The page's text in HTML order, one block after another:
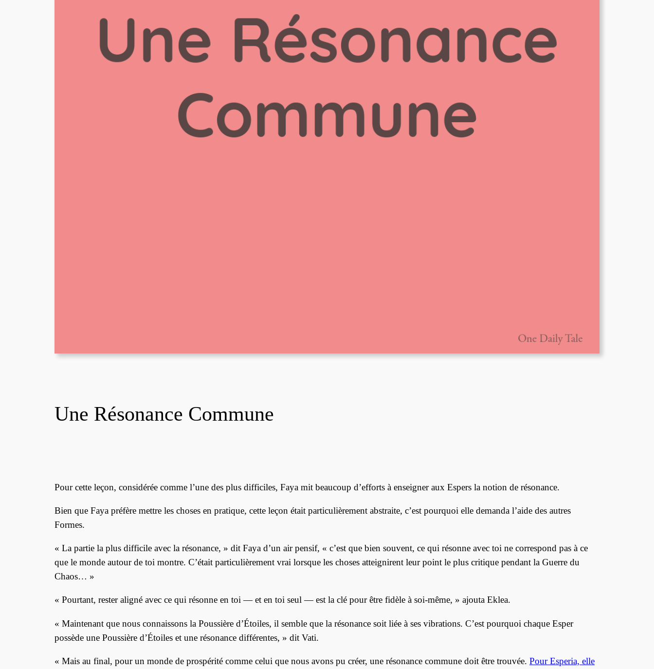
Une Résonance Commune
Pour cette leçon, considérée comme l’une des plus difficiles, Faya mit beaucoup d’efforts à enseigner aux Espers la notion de résonance.
Bien que Faya préfère mettre les choses en pratique, cette leçon était particulièrement abstraite, c’est pourquoi elle demanda l’aide des autres
Formes.
« La partie la plus difficile avec la résonance, » dit Faya d’un air pensif, « c’est que bien souvent, ce qui résonne avec toi ne correspond pas à ce
que le monde autour de toi montre. C’était particulièrement vrai lorsque les choses atteignirent leur point le plus critique pendant la Guerre du
Chaos… »
« Pourtant, rester aligné avec ce qui résonne en toi — et en toi seul — est la clé pour être fidèle à soi-même, » ajouta Eklea.
« Maintenant que nous connaissons la Poussière d’Étoiles, il semble que la résonance soit liée à ses vibrations. C’est pourquoi chaque Esper
possède une Poussière d’Étoiles et une résonance différentes, » dit Vati.
« Mais au final, pour un monde de prospérité comme celui que nous avons pu créer, une résonance commune doit être trouvée. Pour Esperia, elle